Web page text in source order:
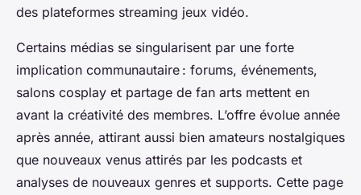
des plateformes streaming jeux vidéo.
Certains médias se singularisent par une forte
implication communautaire : forums, événements,
salons cosplay et partage de fan arts mettent en
avant la créativité des membres. L’offre évolue année
après année, attirant aussi bien amateurs nostalgiques
que nouveaux venus attirés par les podcasts et
analyses de nouveaux genres et supports. Cette page